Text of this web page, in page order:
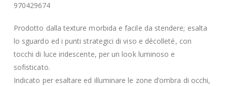
970429674
Prodotto dalla texture morbida e facile da stendere; esalta
lo sguardo ed i punti strategici di viso e décolleté, con
tocchi di luce iridescente, per un look luminoso e
sofisticato.
Indicato per esaltare ed illuminare le zone d’ombra di occhi,